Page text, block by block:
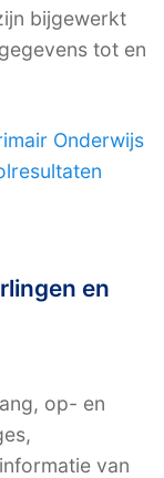
bijgewerkt
tot en
Onderwijs
en
op- en
van